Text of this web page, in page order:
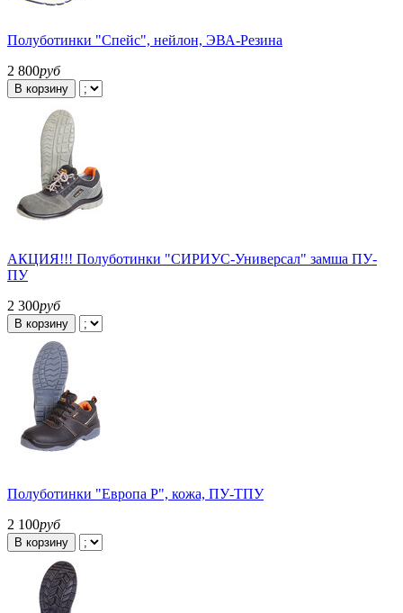
Полуботинки "Спейс", нейлон, ЭВА-Резина
2 800руб
В корзину
АКЦИЯ!!! Полуботинки "СИРИУС-Универсал" замша ПУ-
ПУ
2 300руб
В корзину
Полуботинки "Европа Р", кожа, ПУ-ТПУ
2 100руб
В корзину